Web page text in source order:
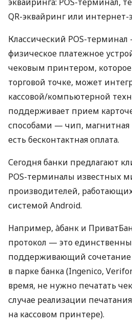
QR-эквайринг или интернет-
Классический POS-
физическое платежное
чековым принтером, которое
торговой точке, может
кассовой/компьютерной
поддерживает прием
способами — чип, магнитная
есть бесконтактная оплата.
Сегодня банки предлагают
POS-терминалы известных
производителей,
системой Android.
Например, àбанк и
протокол — это
поддерживающий
в парке банка (Ingenico,
время, не нужно печатать
случае реализации
на кассовом принтере).